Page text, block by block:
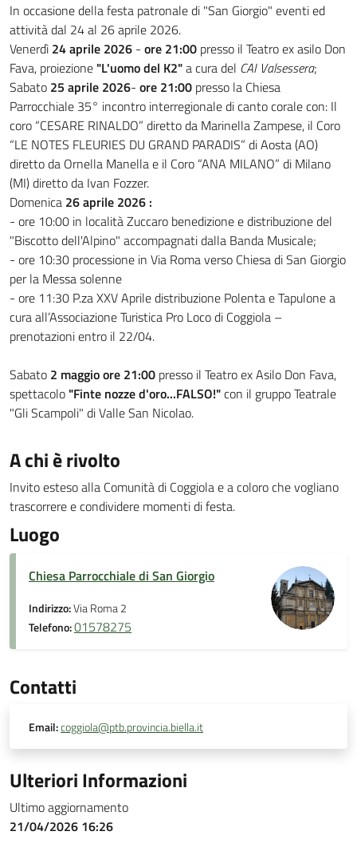
In occasione della festa patronale di "San Giorgio" eventi ed
attività dal 24 al 26 aprile 2026.
Venerdì 24 aprile 2026 - ore 21:00 presso il Teatro ex asilo Don
Fava, proiezione "L'uomo del K2"a cura del CAI Valsessera;
Sabato 25 aprile 2026- ore 21:00 presso la Chiesa
Parrocchiale 35° incontro interregionale di canto corale con: Il
coro “CESARE RINALDO” diretto da Marinella Zampese, il Coro
“LE NOTES FLEURIES DU GRAND PARADIS” di Aosta (AO)
diretto da Ornella Manella e il Coro “ANA MILANO” di Milano
(MI) diretto da Ivan Fozzer.
Domenica 26 aprile 2026 :
- ore 10:00 in località Zuccaro benedizione e distribuzione del
"Biscotto dell'Alpino" accompagnati dalla Banda Musicale;
- ore 10:30 processione in Via Roma verso Chiesa di San Giorgio
per la Messa solenne
- ore 11:30 P.za XXV Aprile distribuzione Polenta e Tapulone a
cura all’Associazione Turistica Pro Loco di Coggiola –
prenotazioni entro il 22/04.
Sabato 2 maggioore 21:00 presso il Teatro ex Asilo Don Fava,
spettacolo "Finte nozze d'oro...FALSO!"con il gruppo Teatrale
"Gli Scampoli" di Valle San Nicolao.
A chi è rivolto
Invito esteso alla Comunità di Coggiola e a coloro che vogliano
trascorrere e condividere momenti di festa.
Luogo
Chiesa Parrocchiale di San Giorgio
Indirizzo:Via Roma 2
Telefono:01578275
Contatti
Email:coggiola@ptb.provincia.biella.it
Ulteriori Informazioni
Ultimo aggiornamento
21/04/2026 16:26